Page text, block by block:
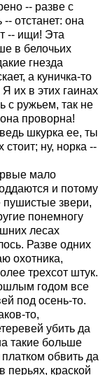
-- разве с
отстанет: она
-- ищи! Эта
в белочьих
гнезда
а куничка-то
их в этих гаинах
с ружьем, так не
проворна!
шкурка ее, ты
ну, норка --
мало
и потому
пушистые звери,
понемногу
лесах
Разве одних
охотника,
трехсот штук.
годом все
под осень-то.
то,
убить да
такие больше
обвить да
перьях, краской